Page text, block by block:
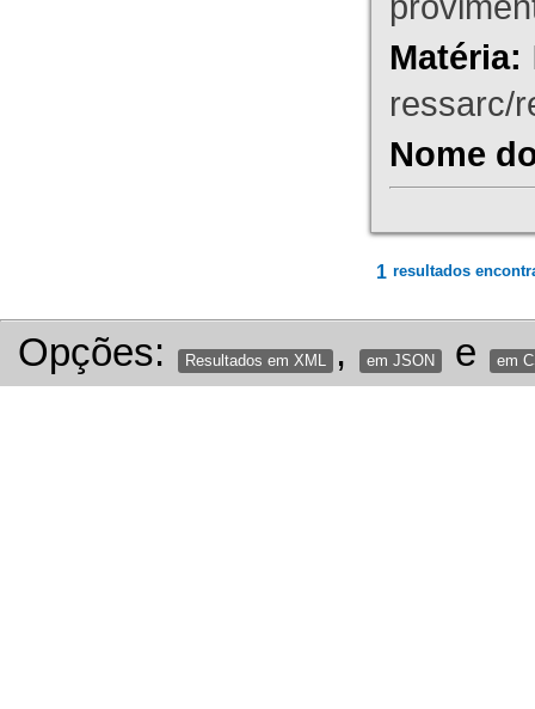
Matéria:
ressarc/
Nome
1 resultados
Opções: Resultados em XML , em JSON e em